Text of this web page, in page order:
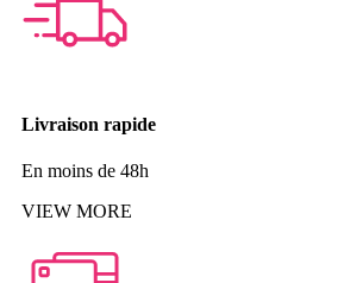
Livraison rapide
En moins de 48h
VIEW MORE